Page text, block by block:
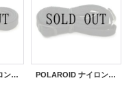
POLAROID ナイロンストラップ[小] POLAROID ナイロンストラップ[小]